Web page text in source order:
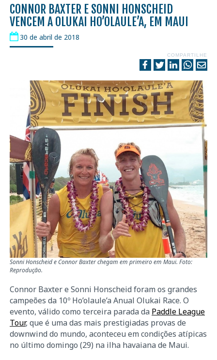
CONNOR BAXTER E SONNI HONSCHEID
VENCEM A OLUKAI HO’OLAULE’A, EM MAUI
30 de abril de 2018
COMPARTILHE
Sonni Honscheid e Connor Baxter chegam em primeiro em Maui. Foto:
Reprodução.
Connor Baxter e Sonni Honscheid foram os grandes
campeões da 10º Ho’olaule’a Anual Olukai Race. O
evento, válido como terceira parada da Paddle League
Tour, que é uma das mais prestigiadas provas de
downwind do mundo, aconteceu em condições atípicas
no último domingo (29) na ilha havaiana de Maui.